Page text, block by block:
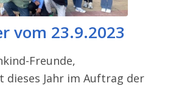
vom 23.9.2023
​Freunde,
dieses Jahr im Auftrag der